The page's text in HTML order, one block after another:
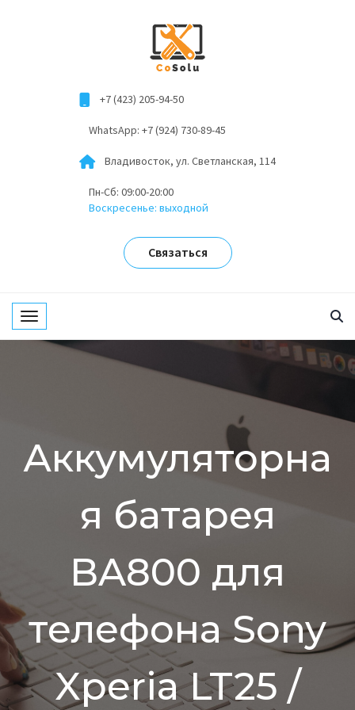
+7 (423) 205-94-50
WhatsApp: +7 (924) 730-89-45
Владивосток, ул. Светланская, 114
Пн-Сб: 09:00-20:00
Воскресенье: выходной
Связаться
Toggle navigation
Аккумуляторна
я батарея
BA800 для
телефона Sony
Xperia LT25 /